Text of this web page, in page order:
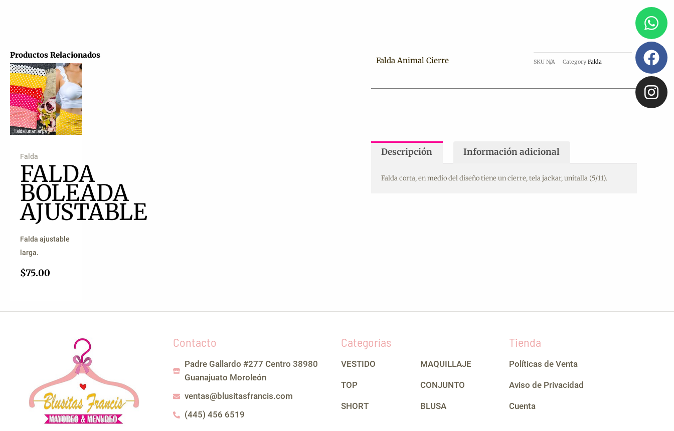
Productos Relacionados
Falda
FALDA
BOLEADA
AJUSTABLE
Falda ajustable
larga.
$75.00
Falda Animal Cierre SKUN/A Category Falda
Descripción Información adicional
Falda corta, en medio del diseño tiene un cierre, tela jackar, unitalla (5/11).
Contacto
Padre Gallardo #277 Centro 38980
Guanajuato Moroleón
ventas@blusitasfrancis.com
(445) 456 6519
Categorías
VESTIDO
TOP
SHORT
MAQUILLAJE
CONJUNTO
BLUSA
Tienda
Políticas de Venta
Aviso de Privacidad
Cuenta